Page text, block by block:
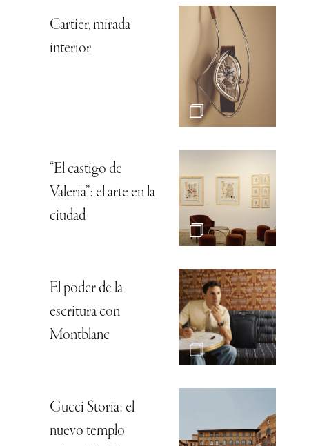
Cartier, mirada
interior
“El castigo de
Valeria”: el arte en la
ciudad
El poder de la
escritura con
Montblanc
Gucci Storia: el
nuevo templo